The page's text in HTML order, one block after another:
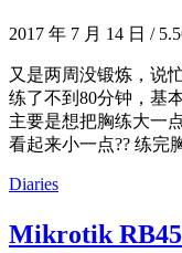
2017 年 7 月 14 日 /
又是两周没锻炼，说
练了不到80分钟，基
主要是想把胸练大一
看起来小一点?? 练完
Diaries
Mikrotik